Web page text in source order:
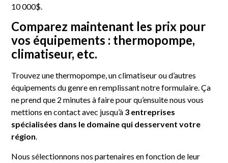
10 000$.
Comparez maintenant les prix pour
vos équipements : thermopompe,
climatiseur, etc.
Trouvez une thermopompe, un climatiseur ou d’autres
équipements du genre en remplissant notre formulaire. Ça
ne prend que 2 minutes à faire pour qu’ensuite nous vous
mettions en contact avec jusqu’à 3 entreprises
spécialisées dans le domaine qui desservent votre
région.
Nous sélectionnons nos partenaires en fonction de leur